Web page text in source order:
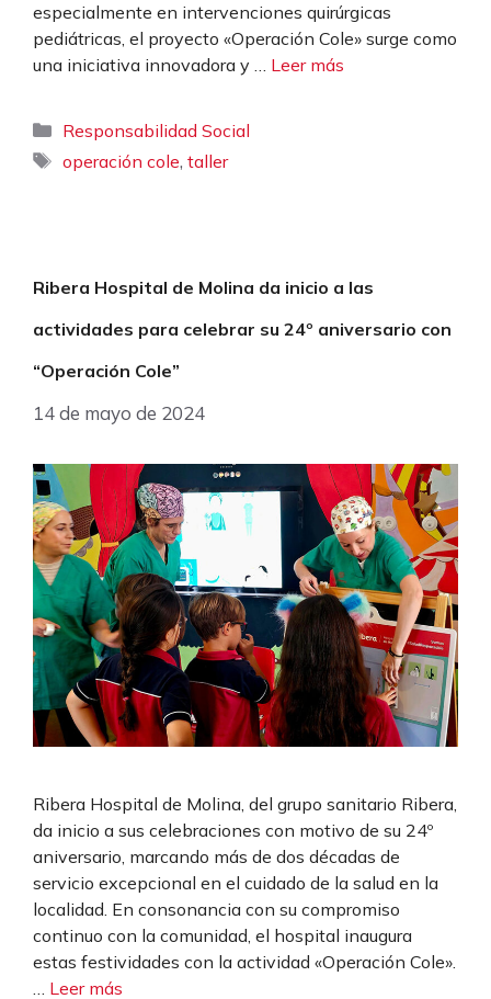
especialmente en intervenciones quirúrgicas
pediátricas, el proyecto «Operación Cole» surge como
una iniciativa innovadora y … Leer más
Categorías
Responsabilidad Social
Etiquetas
operación cole,taller
Ribera Hospital de Molina da inicio a las
actividades para celebrar su 24º aniversario con
“Operación Cole”
14 de mayo de 2024
Ribera Hospital de Molina, del grupo sanitario Ribera,
da inicio a sus celebraciones con motivo de su 24º
aniversario, marcando más de dos décadas de
servicio excepcional en el cuidado de la salud en la
localidad. En consonancia con su compromiso
continuo con la comunidad, el hospital inaugura
estas festividades con la actividad «Operación Cole».
… Leer más